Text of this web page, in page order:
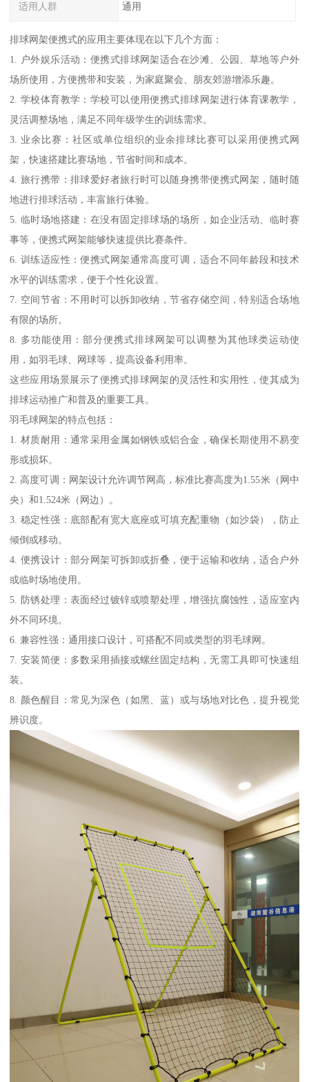
适用人群 通用
排球网架便携式的应用主要体现在以下几个方面：
1. 户外娱乐活动：便携式排球网架适合在沙滩、公园、草地等户外
场所使用，方便携带和安装，为家庭聚会、朋友郊游增添乐趣。
2. 学校体育教学：学校可以使用便携式排球网架进行体育课教学，
灵活调整场地，满足不同年级学生的训练需求。
3. 业余比赛：社区或单位组织的业余排球比赛可以采用便携式网
架，快速搭建比赛场地，节省时间和成本。
4. 旅行携带：排球爱好者旅行时可以随身携带便携式网架，随时随
地进行排球活动，丰富旅行体验。
5. 临时场地搭建：在没有固定排球场的场所，如企业活动、临时赛
事等，便携式网架能够快速提供比赛条件。
6. 训练适应性：便携式网架通常高度可调，适合不同年龄段和技术
水平的训练需求，便于个性化设置。
7. 空间节省：不用时可以拆卸收纳，节省存储空间，特别适合场地
有限的场所。
8. 多功能使用：部分便携式排球网架可以调整为其他球类运动使
用，如羽毛球、网球等，提高设备利用率。
这些应用场景展示了便携式排球网架的灵活性和实用性，使其成为
排球运动推广和普及的重要工具。
羽毛球网架的特点包括：
1. 材质耐用：通常采用金属如钢铁或铝合金，确保长期使用不易变
形或损坏。
2. 高度可调：网架设计允许调节网高，标准比赛高度为1.55米（网中
央）和1.524米（网边）。
3. 稳定性强：底部配有宽大底座或可填充配重物（如沙袋），防止
倾倒或移动。
4. 便携设计：部分网架可拆卸或折叠，便于运输和收纳，适合户外
或临时场地使用。
5. 防锈处理：表面经过镀锌或喷塑处理，增强抗腐蚀性，适应室内
外不同环境。
6. 兼容性强：通用接口设计，可搭配不同或类型的羽毛球网。
7. 安装简便：多数采用插接或螺丝固定结构，无需工具即可快速组
装。
8. 颜色醒目：常见为深色（如黑、蓝）或与场地对比色，提升视觉
辨识度。